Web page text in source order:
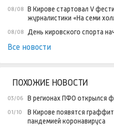
08/08 В Кирове стартовал V
журналистики «На семи
08/08 День кировского спорта
Все новости
ПОХОЖИЕ НОВОСТИ
03/06 В регионах ПФО открылся
01/10
В Кирове появятся
пандемией коронавируса